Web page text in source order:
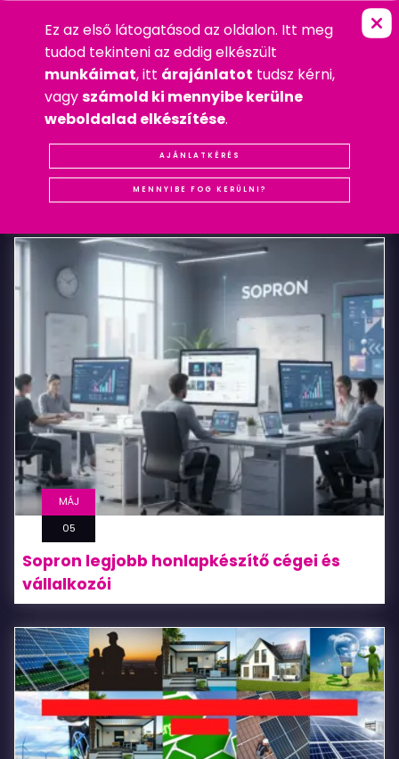
OLJ ANCI »
WEBDESIGN
2012. OKTÓBER 10. SZERDA
WEBDESIGN
#REFERENCIA
KAPCSOLÓDÓBEJEGYZÉSEK
MÁJ
05
Sopron legjobb honlapkészítő cégei és
vállalkozói
Ez az első látogatásod az oldalon. Itt meg
tudod tekinteni az eddig elkészült
munkáimat, itt árajánlatot tudsz kérni,
vagyszámold ki mennyibe kerülne
weboldalad elkészítése.
AJÁNLATKÉRÉS
MENNYIBE FOG KERÜLNI?